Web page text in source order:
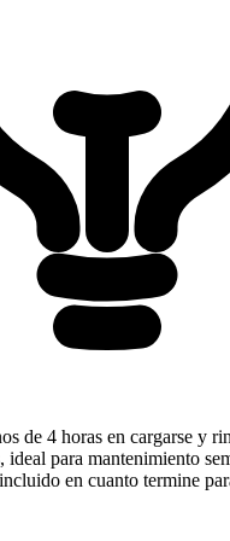
de 4 horas en cargarse y
ideal para mantenimiento
en cuanto termine